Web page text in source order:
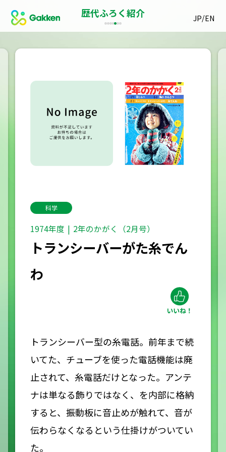
JP/EN
歴代ふろく紹介
科学
1974年度 2年のかがく（2月号）
トランシーバーがた糸でん
わ
トランシーバー型の糸電話。前年まで続
いてた、チューブを使った電話機能は廃
止されて、糸電話だけとなった。アンテ
ナは単なる飾りではなく、を内部に格納
すると、振動板に音止めが触れて、音が
伝わらなくなるという仕掛けがついてい
た。